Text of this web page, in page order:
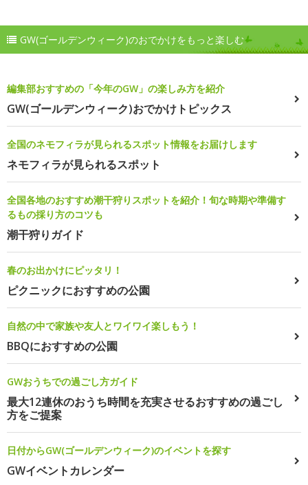
GW(ゴールデンウィーク)のおでかけをもっと楽しむ
編集部おすすめの「今年のGW」の楽しみ方を紹介
GW(ゴールデンウィーク)おでかけトピックス
全国のネモフィラが見られるスポット情報をお届けします
ネモフィラが見られるスポット
全国各地のおすすめ潮干狩りスポットを紹介！旬な時期や準備す
るもの採り方のコツも
潮干狩りガイド
春のお出かけにピッタリ！
ピクニックにおすすめの公園
自然の中で家族や友人とワイワイ楽しもう！
BBQにおすすめの公園
GWおうちでの過ごし方ガイド
最大12連休のおうち時間を充実させるおすすめの過ごし
方をご提案
日付からGW(ゴールデンウィーク)のイベントを探す
GWイベントカレンダー